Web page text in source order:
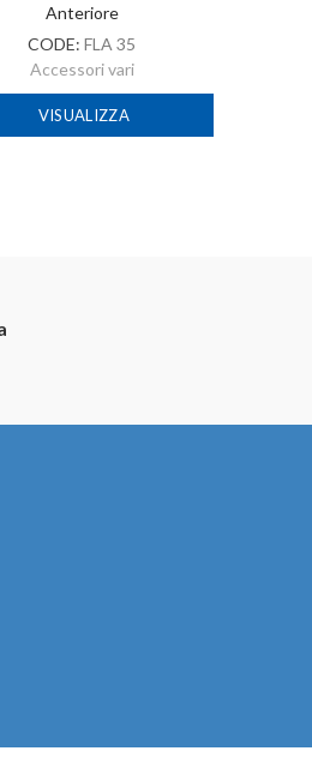
Anteriore
CODE: FLA 35
Accessori vari
VISUALIZZA